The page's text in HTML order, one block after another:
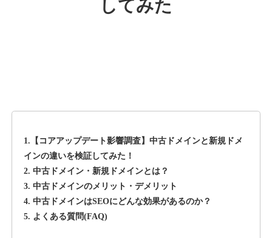
rageboy.com
sug-web.jp
ジャンル その他
DA42 外部リンク数740 ドメイン年齢13年
3,300円 入札 2件
してみた
1.【コアアップデート影響調査】中古ドメインと新規ドメ
インの違いを検証してみた！
2. 中古ドメイン・新規ドメインとは？
3. 中古ドメインのメリット・デメリット
4. 中古ドメインはSEOにどんな効果があるのか？
5. よくある質問(FAQ)